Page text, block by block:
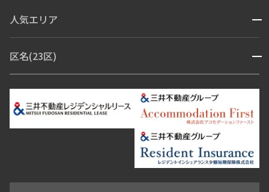
ブランドマンション
人気エリア 開閉
青山・表参道・原宿
市ヶ谷・神楽坂・飯田橋
三田・芝・浜松町
芝浦・汐留・品川
月島・勝どき・豊洲
本郷・春日・小石川
新宿・代々木
目白・高田馬場・早稲田
祐天寺・学芸大学・自由が丘
池袋・板橋・王子
区名(23区) 開閉
江東区 台東区 墨田区
中野区
豊島区
杉並区 板橋区 練馬区 荒川区
足立区